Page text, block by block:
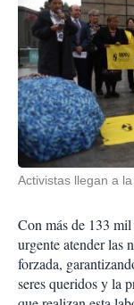
Activistas llegan a
Con más de 133
urgente atender las
forzada,
seres queridos y la